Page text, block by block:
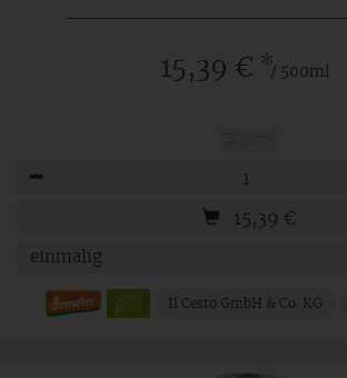
15,39 € */ 500ml
15,39 €
Il Cesto GmbH & Co. KG